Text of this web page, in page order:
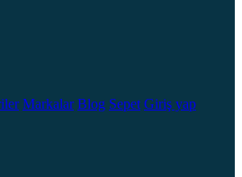
Markalar Blog Sepet Giriş yap